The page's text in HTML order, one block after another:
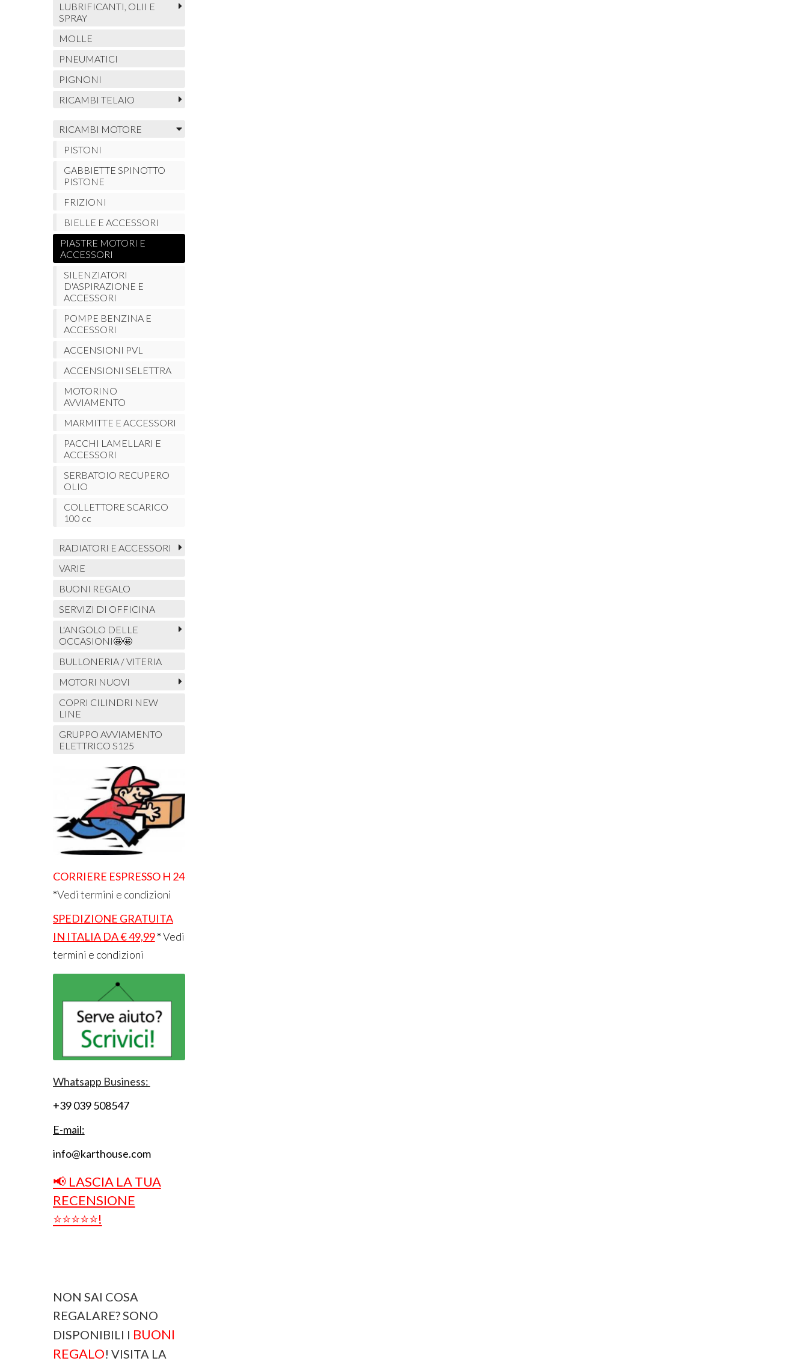
LUBRIFICANTI, OLII E
SPRAY
MOLLE
PNEUMATICI
PIGNONI
RICAMBI TELAIO
RICAMBI MOTORE
PISTONI
GABBIETTE SPINOTTO
PISTONE
FRIZIONI
BIELLE E ACCESSORI
PIASTRE MOTORI E
ACCESSORI
SILENZIATORI
D'ASPIRAZIONE E
ACCESSORI
POMPE BENZINA E
ACCESSORI
ACCENSIONI PVL
ACCENSIONI SELETTRA
MOTORINO
AVVIAMENTO
MARMITTE E ACCESSORI
PACCHI LAMELLARI E
ACCESSORI
SERBATOIO RECUPERO
OLIO
COLLETTORE SCARICO
100 cc
RADIATORI E ACCESSORI
VARIE
BUONI REGALO
SERVIZI DI OFFICINA
L'ANGOLO DELLE
OCCASIONI🤩🤩
BULLONERIA / VITERIA
MOTORI NUOVI
COPRI CILINDRI NEW
LINE
GRUPPO AVVIAMENTO
ELETTRICO S125
CORRIERE ESPRESSO H 24
*Vedi termini e condizioni
SPEDIZIONE GRATUITA
IN ITALIA DA € 49,99*Vedi
termini e condizioni
Whatsapp Business:
+39 039 508547
E-mail:
info@karthouse.com
📢 LASCIA LA TUA
RECENSIONE
⭐⭐⭐⭐⭐!
NON SAI COSA
REGALARE? SONO
DISPONIBILI I BUONI
REGALO! VISITA LA